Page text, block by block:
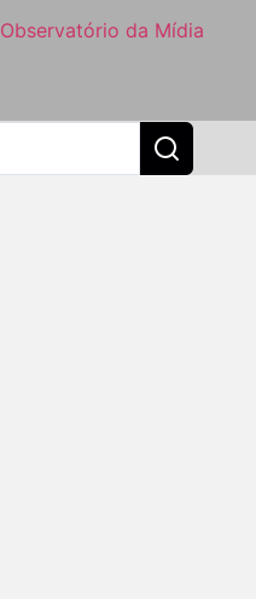
Observatório da Mídia